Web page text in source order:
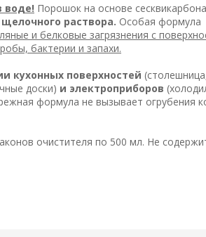
воде! Порошок на основе
раствора. Особая формула
и белковые загрязнения с
бактерии и запахи.
кухонных поверхностей
доски) и электроприборов
формула не вызывает огрубения
очистителя по 500 мл. Не